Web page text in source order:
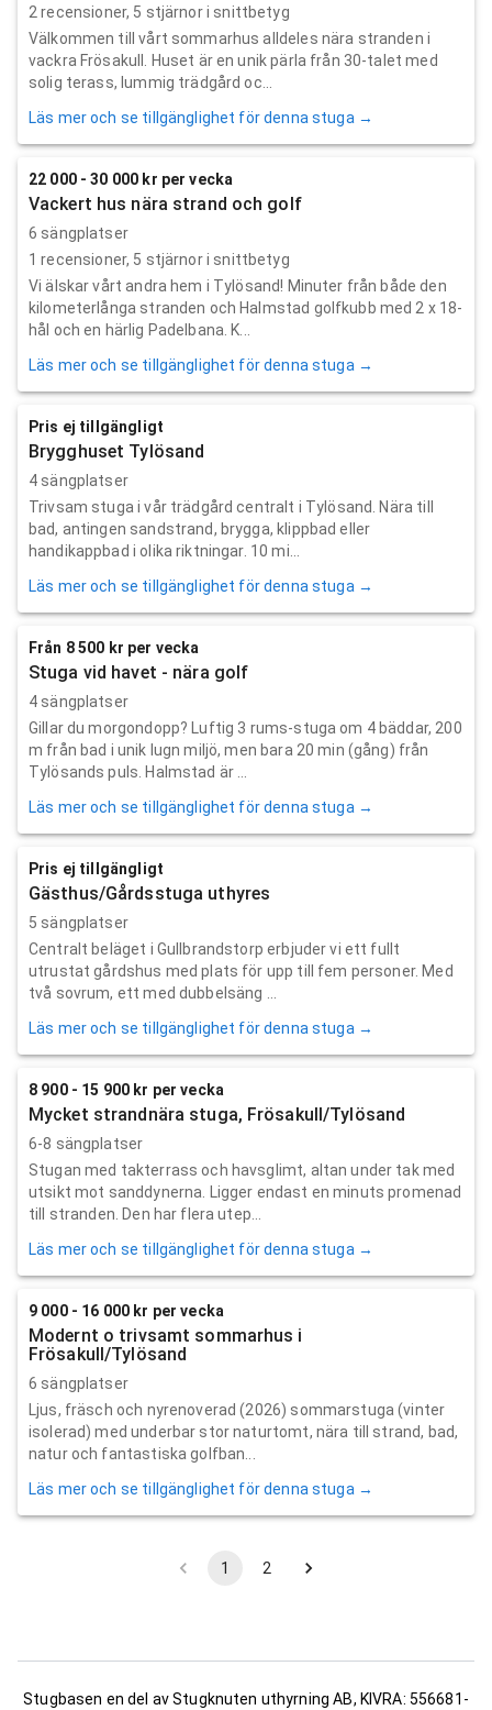
2 recensioner, 5 stjärnor i snittbetyg
Välkommen till vårt sommarhus alldeles nära stranden i
vackra Frösakull. Huset är en unik pärla från 30-talet med
solig terass, lummig trädgård oc...
Läs mer och se tillgänglighet för denna stuga →
22 000 - 30 000 kr per vecka
Vackert hus nära strand och golf
6 sängplatser
1 recensioner, 5 stjärnor i snittbetyg
Vi älskar vårt andra hem i Tylösand! Minuter från både den
kilometerlånga stranden och Halmstad golfkubb med 2 x 18-
hål och en härlig Padelbana. K...
Läs mer och se tillgänglighet för denna stuga →
Pris ej tillgängligt
Brygghuset Tylösand
4 sängplatser
Trivsam stuga i vår trädgård centralt i Tylösand. Nära till
bad, antingen sandstrand, brygga, klippbad eller
handikappbad i olika riktningar. 10 mi...
Läs mer och se tillgänglighet för denna stuga →
Från 8 500 kr per vecka
Stuga vid havet - nära golf
4 sängplatser
Gillar du morgondopp? Luftig 3 rums-stuga om 4 bäddar, 200
m från bad i unik lugn miljö, men bara 20 min (gång) från
Tylösands puls. Halmstad är ...
Läs mer och se tillgänglighet för denna stuga →
Pris ej tillgängligt
Gästhus/Gårdsstuga uthyres
5 sängplatser
Centralt beläget i Gullbrandstorp erbjuder vi ett fullt
utrustat gårdshus med plats för upp till fem personer. Med
två sovrum, ett med dubbelsäng ...
Läs mer och se tillgänglighet för denna stuga →
8 900 - 15 900 kr per vecka
Mycket strandnära stuga, Frösakull/Tylösand
6-8 sängplatser
Stugan med takterrass och havsglimt, altan under tak med
utsikt mot sanddynerna. Ligger endast en minuts promenad
till stranden. Den har flera utep...
Läs mer och se tillgänglighet för denna stuga →
9 000 - 16 000 kr per vecka
Modernt o trivsamt sommarhus i
Frösakull/Tylösand
6 sängplatser
Ljus, fräsch och nyrenoverad (2026) sommarstuga (vinter
isolerad) med underbar stor naturtomt, nära till strand, bad,
natur och fantastiska golfban...
Läs mer och se tillgänglighet för denna stuga →
1 2
Stugbasen en del av Stugknuten uthyrning AB, KIVRA: 556681-